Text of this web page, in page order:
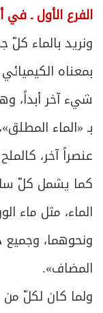
الفرع الأول ـ في
ونريد بالماء
بمعناه
شيء آخر أبداً،
بـ «الماء
عنصراً آخر،
كما يشمل كلّ
الماء، مثل ماء
ونحوهما، وجميع
المضاف».
ولما كان لكلّ من
79 خاتمة ـ في
ص
87 الفصل
ص89 المبحث
90 المبحث الثاني ـ غاية
ص
93 تتمة فيما
94 المبحث
ص
103 المبحث
ص111